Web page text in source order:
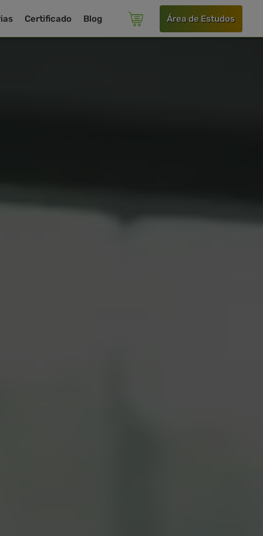
Certificado Blog Área de Estudos